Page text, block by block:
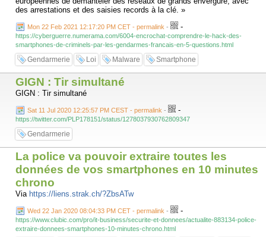
des arrestations et des saisies records à la clé. »
Mon 22 Feb 2021 12:17:20 PM CET - permalink - -
https://cyberguerre.numerama.com/6004-encrochat-comprendre-le-hack-des-
smartphones-de-criminels-par-les-gendarmes-francais-en-5-questions.html
Gendarmerie Loi Malware Smartphone
GIGN : Tir simultané
GIGN : Tir simultané
Sat 11 Jul 2020 12:25:57 PM CEST - permalink - -
https://twitter.com/PLP178151/status/1278037930762809347
Gendarmerie
La police va pouvoir extraire toutes les
données de vos smartphones en 10 minutes
chrono
Via https://liens.strak.ch/?ZbsATw
Wed 22 Jan 2020 08:04:33 PM CET - permalink - -
https://www.clubic.com/pro/it-business/securite-et-donnees/actualite-883134-police-
extraire-donnees-smartphones-10-minutes-chrono.html